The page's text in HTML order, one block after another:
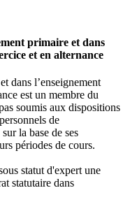
primaire et dans
et en alternance
dans l’enseignement
est un membre du
soumis aux dispositions
de
la base de ses
périodes de cours.
statut d'expert une
statutaire dans